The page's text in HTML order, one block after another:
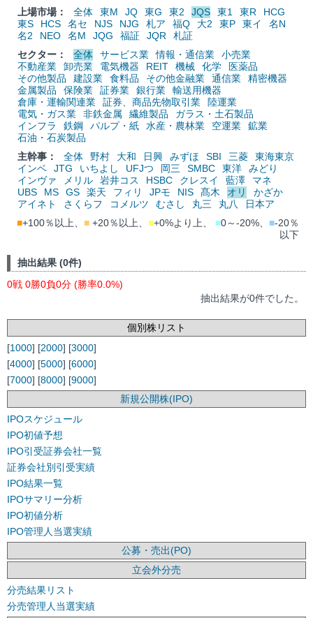
上場市場：
全体 東M JQ 東G 東2 JQS 東1 東R
HCG
東S
HCS 名セ NJS NJG 札ア 福Q 大2 東P 東イ
名N
名2
NEO 名M JQG 福証 JQR
札証
セクター：
全体 サービス業 情報・通信業
小売業
不動産業
卸売業 電気機器 REIT 機械 化学
医薬品
その他製品
建設業 食料品 その他金融業 通信業
精密機器
金属製品
保険業 証券業 銀行業
輸送用機器
倉庫・運輸関連業
証券、商品先物取引業
陸運業
電気・ガス業
非鉄金属 繊維製品
ガラス・土石製品
インフラ
鉄鋼 パルプ・紙 水産・農林業 空運業
鉱業
石油・石炭製品
主幹事：
全体 野村 大和 日興 みずほ SBI 三菱
東海東京
インベ
JTG いちよし UFJつ 岡三 SMBC 東洋
みどり
インヴァ
メリル 岩井コス HSBC クレスイ 藍澤
マネ
UBS
MS GS 楽天 フィリ JPモ NIS 髙木 オリ
かざか
アイネト
さくらフ コメルツ むさし 丸三 丸八
日本ア
■+100％以上、 ■ +20％以上、 ■+0%より上、 ■0～-20%、 ■-20％
以下
抽出結果 (0件)
0戦 0勝0負0分 (勝率0.0%)
抽出結果が0件でした。
個別株リスト
[1000] [2000] [3000]
[4000] [5000] [6000]
[7000] [8000] [9000]
新規公開株(IPO)
IPOスケジュール
IPO初値予想
IPO引受証券会社一覧
証券会社別引受実績
IPO結果一覧
IPOサマリー分析
IPO初値分析
IPO管理人当選実績
公募・売出(PO)
立会外分売
分売結果リスト
分売管理人当選実績